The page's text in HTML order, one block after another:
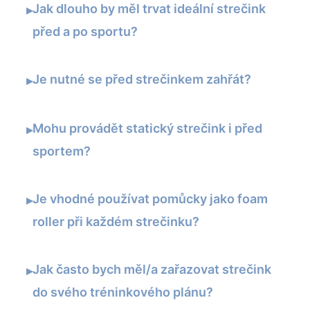
▸Jak dlouho by měl trvat ideální strečink
před a po sportu?
▸Je nutné se před strečinkem zahřát?
▸Mohu provádět statický strečink i před
sportem?
▸Je vhodné používat pomůcky jako foam
roller při každém strečinku?
▸Jak často bych měl/a zařazovat strečink
do svého tréninkového plánu?